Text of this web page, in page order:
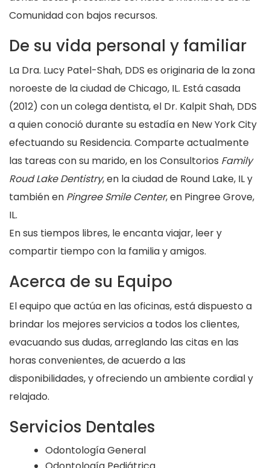
Comunidad con bajos recursos.
De su vida personal y familiar
La Dra. Lucy Patel-Shah, DDS es originaria de la zona
noroeste de la ciudad de Chicago, IL. Está casada
(2012) con un colega dentista, el Dr. Kalpit Shah, DDS
a quien conoció durante su estadía en New York City
efectuando su Residencia. Comparte actualmente
las tareas con su marido, en los Consultorios Family
Roud Lake Dentistry, en la ciudad de Round Lake, IL y
también en Pingree Smile Center, en Pingree Grove,
IL.
En sus tiempos libres, le encanta viajar, leer y
compartir tiempo con la familia y amigos.
Acerca de su Equipo
El equipo que actúa en las oficinas, está dispuesto a
brindar los mejores servicios a todos los clientes,
evacuando sus dudas, arreglando las citas en las
horas convenientes, de acuerdo a las
disponibilidades, y ofreciendo un ambiente cordial y
relajado.
Servicios Dentales
Odontología General